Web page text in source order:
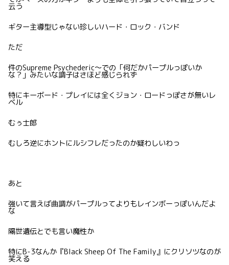
云う
ギター主導型じゃない珍しいハード・ロック・バンド
ただ
件のSupreme Psychederic〜での「何だかパープルっぽいか
な？」みたいな調子はさほど感じられず
特にキーボード・プレイには全くジョン・ロードっぽさが無いレ
ベル
むぅ士郎
むしろ逆にホントにルシフレだったのか疑わしいわっ
あと
強いて言えば曲調がパープルってよりもレインボーっぽいんだよ
な
隔世遺伝とでも言い魔性か
特にB-3なんか『Black Sheep Of The Family』にクリソツなのが
笑える